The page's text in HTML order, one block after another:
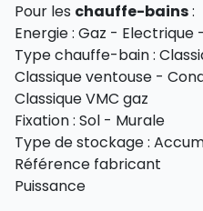
Pour les chauffe-bains:
Energie : Gaz - Electrique
Type chauffe-bain :
Classique ventouse -
Classique VMC gaz
Fixation : Sol - Murale
Type de stockage :
Référence fabricant
Puissance